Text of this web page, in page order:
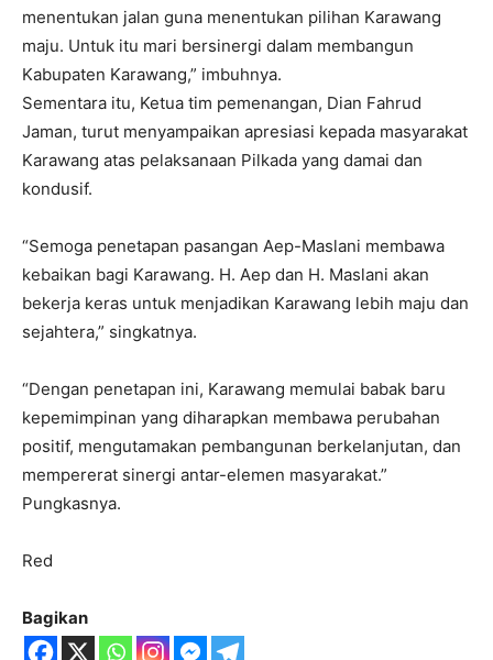
menentukan jalan guna menentukan pilihan Karawang
maju. Untuk itu mari bersinergi dalam membangun
Kabupaten Karawang,” imbuhnya.
Sementara itu, Ketua tim pemenangan, Dian Fahrud
Jaman, turut menyampaikan apresiasi kepada masyarakat
Karawang atas pelaksanaan Pilkada yang damai dan
kondusif.
“Semoga penetapan pasangan Aep-Maslani membawa
kebaikan bagi Karawang. H. Aep dan H. Maslani akan
bekerja keras untuk menjadikan Karawang lebih maju dan
sejahtera,” singkatnya.
“Dengan penetapan ini, Karawang memulai babak baru
kepemimpinan yang diharapkan membawa perubahan
positif, mengutamakan pembangunan berkelanjutan, dan
mempererat sinergi antar-elemen masyarakat.”
Pungkasnya.
Red
Bagikan